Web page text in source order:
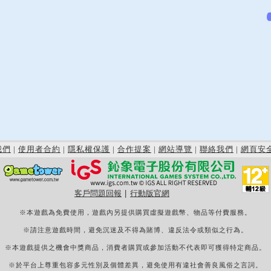
們 | 使用者合約 | 隱私權保護 | 合作提案 | 網站導覽 | 聯絡我們 | 網頁安
客戶問題回報 行動版官網
※本遊戲為免費使用，遊戲內另提供購買虛擬遊戲幣、物品等付費服務。
※請注意遊戲時間，避免沉迷及不得為賭博、違反法令或類似之行為。
※本遊戲提供之機會中獎商品，消費者購買或參加活動不代表即可獲得特定商品。
※於平台上尊重包容多元性別及個體差異，避免使用有違社會善良風俗之言詞。